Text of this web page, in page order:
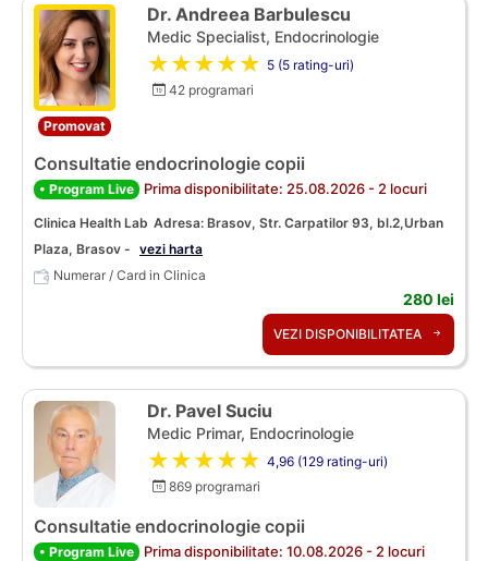
Promovat
Dr. Andreea Barbulescu
Medic Specialist, Endocrinologie
★★★★★ 5 (5 rating-uri)
42 programari
Consultatie endocrinologie copii
• Program Live Prima disponibilitate: 25.08.2026 - 2 locuri
Clinica Health Lab Adresa: Brasov, Str. Carpatilor 93, bl.2,Urban
Plaza, Brasov - vezi harta
Numerar / Card in Clinica
280 lei
VEZI DISPONIBILITATEA
Dr. Pavel Suciu
Medic Primar, Endocrinologie
★★★★★ 4,96 (129 rating-uri)
869 programari
Consultatie endocrinologie copii
• Program Live Prima disponibilitate: 10.08.2026 - 2 locuri